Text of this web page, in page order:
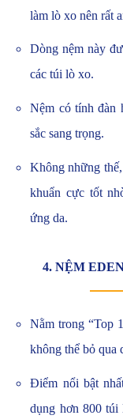
làm lò xo nên rất
Dòng nệm này
các túi lò xo.
Nệm có tính đàn
sắcsang trọng.
Không những
khuẩn cực tốt
ứng da.
4. NỆM
Nằm trong “Top
không thể bỏ qua
Điểm nổi bật
dụng hơn 800